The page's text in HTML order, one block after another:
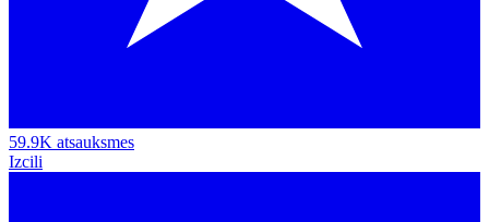
59.9K atsauksmes
Izcili